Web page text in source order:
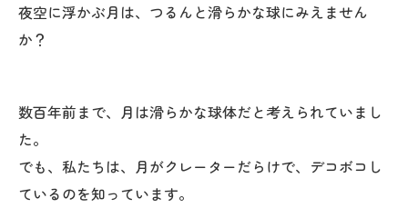
夜空に浮かぶ月は、つるんと滑らかな球にみえません
か？
数百年前まで、月は滑らかな球体だと考えられていまし
た。
でも、私たちは、月がクレーターだらけで、デコボコし
ているのを知っています。